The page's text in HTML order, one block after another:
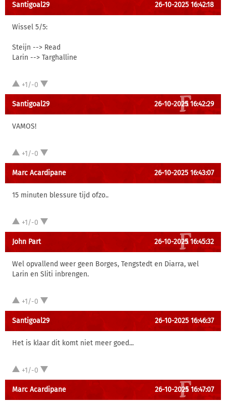
Santigoal29 26-10-2025 16:42:18
Wissel 5/5:
Steijn --> Read
Larin --> Targhalline
+1/-0
Santigoal29 26-10-2025 16:42:29
VAMOS!
+1/-0
Marc Acardipane 26-10-2025 16:43:07
15 minuten blessure tijd ofzo..
+1/-0
John Part 26-10-2025 16:45:32
Wel opvallend weer geen Borges, Tengstedt en Diarra, wel
Larin en Sliti inbrengen.
+1/-0
Santigoal29 26-10-2025 16:46:37
Het is klaar dit komt niet meer goed...
+1/-0
Marc Acardipane 26-10-2025 16:47:07